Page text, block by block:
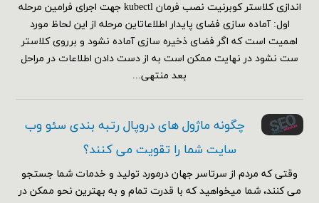
اندازی کلاستر کوبرنیت نصب فرمان kubectl جهت اجرای فرامین مرحله
اول: آماده سازی فضای پایدار اطلاعاتاین مرحله از این لحاظ مورد
اهمیت است که اگر فضای ذخیره سازی آماده نشود و برروی کلاستر
ست نشود در نهایت ممکن است به از دست دادن اطلاعات در مراحل
بعد منتهی...
چگونه ماژول های دروپال رتبه بندی سئو وب
سایت شما را تقویت می کنند؟
وقتی که مردم از سرتاسر جهان درمورد تولید و خدمات شما جستجو
می کنند، شما میخواهید که با قدرت تمام و به بهترین نحو ممکن در